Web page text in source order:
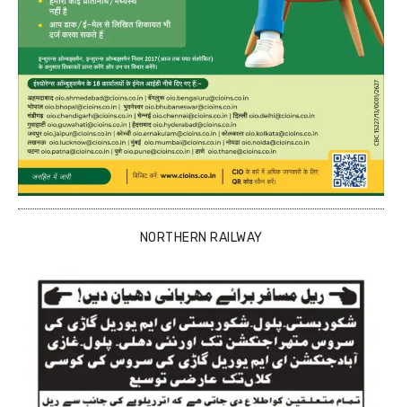
NORTHERN RAILWAY